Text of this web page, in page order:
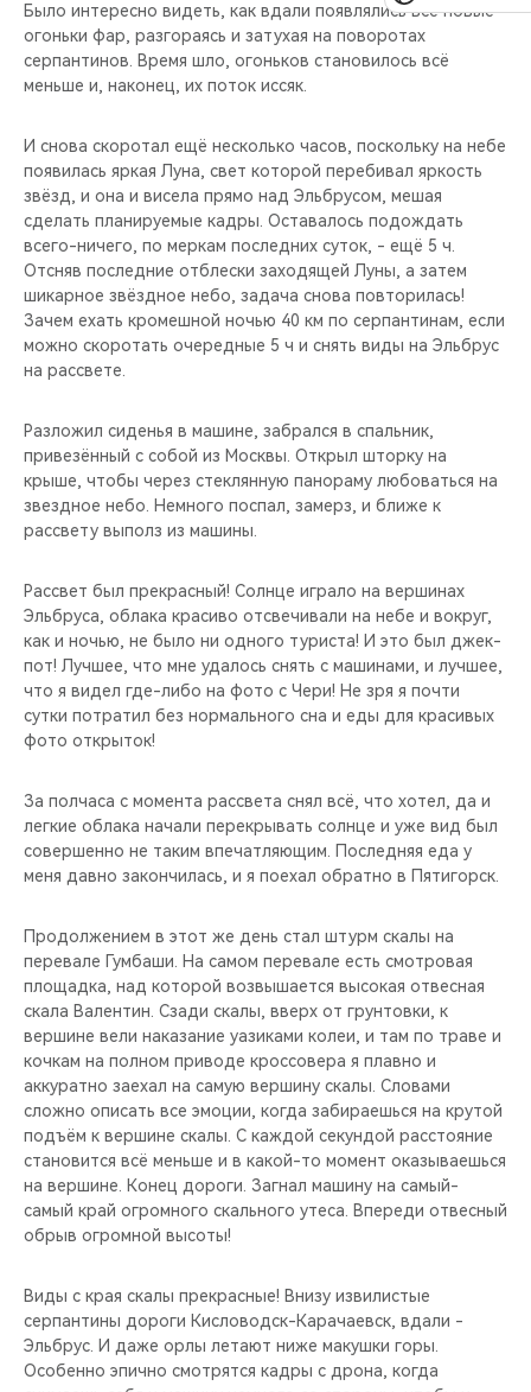
Было интересно видеть, как вдали появлялись всё новые
огоньки фар, разгораясь и затухая на поворотах
серпантинов. Время шло, огоньков становилось всё
меньше и, наконец, их поток иссяк.
И снова скоротал ещё несколько часов, поскольку на небе
появилась яркая Луна, свет которой перебивал яркость
звёзд, и она и висела прямо над Эльбрусом, мешая
сделать планируемые кадры. Оставалось подождать
всего-ничего, по меркам последних суток, - ещё 5 ч.
Отсняв последние отблески заходящей Луны, а затем
шикарное звёздное небо, задача снова повторилась!
Зачем ехать кромешной ночью 40 км по серпантинам, если
можно скоротать очередные 5 ч и снять виды на Эльбрус
на рассвете.
Разложил сиденья в машине, забрался в спальник,
привезённый с собой из Москвы. Открыл шторку на
крыше, чтобы через стеклянную панораму любоваться на
звездное небо. Немного поспал, замерз, и ближе к
рассвету выполз из машины.
Рассвет был прекрасный! Солнце играло на вершинах
Эльбруса, облака красиво отсвечивали на небе и вокруг,
как и ночью, не было ни одного туриста! И это был джек-
пот! Лучшее, что мне удалось снять с машинами, и лучшее,
что я видел где-либо на фото с Чери! Не зря я почти
сутки потратил без нормального сна и еды для красивых
фото открыток!
За полчаса с момента рассвета снял всё, что хотел, да и
легкие облака начали перекрывать солнце и уже вид был
совершенно не таким впечатляющим. Последняя еда у
меня давно закончилась, и я поехал обратно в Пятигорск.
Продолжением в этот же день стал штурм скалы на
перевале Гумбаши. На самом перевале есть смотровая
площадка, над которой возвышается высокая отвесная
скала Валентин. Сзади скалы, вверх от грунтовки, к
вершине вели наказание уазиками колеи, и там по траве и
кочкам на полном приводе кроссовера я плавно и
аккуратно заехал на самую вершину скалы. Словами
сложно описать все эмоции, когда забираешься на крутой
подъём к вершине скалы. С каждой секундой расстояние
становится всё меньше и в какой-то момент оказываешься
на вершине. Конец дороги. Загнал машину на самый-
самый край огромного скального утеса. Впереди отвесный
обрыв огромной высоты!
Виды с края скалы прекрасные! Внизу извилистые
серпантины дороги Кисловодск-Карачаевск, вдали -
Эльбрус. И даже орлы летают ниже макушки горы.
Особенно эпично смотрятся кадры с дрона, когда